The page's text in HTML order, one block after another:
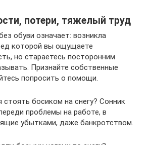
потери, тяжелый труд
обуви означает: возникла
которой вы ощущаете
но стараетесь посторонним
Признайте собственные
попросить о помощи.
стоять босиком на снегу? Сонник
проблемы на работе, в
убытками, даже банкротством.